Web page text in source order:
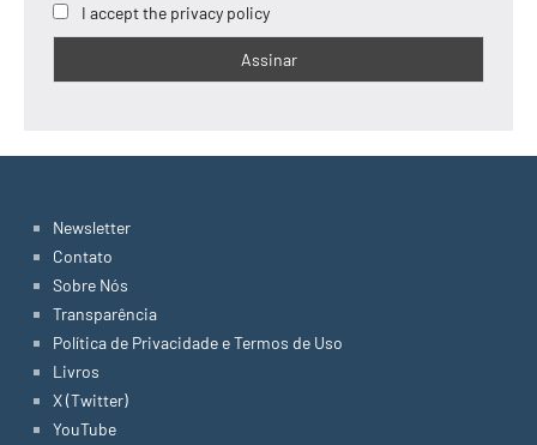
I accept the privacy policy
Newsletter
Contato
Sobre Nós
Transparência
Política de Privacidade e Termos de Uso
Livros
X (Twitter)
YouTube